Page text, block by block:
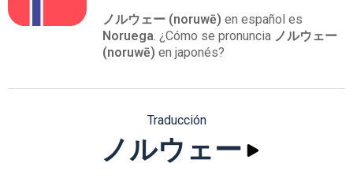
ノルウェー (noruwē) en español es
Noruega. ¿Cómo se pronuncia ノルウェー
(noruwē) en japonés?
Traducción
ノルウェー